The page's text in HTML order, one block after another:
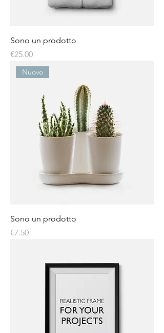
Sono un prodotto
Price
€25.00
Nuovo
Sono un prodotto
Price
€7.50